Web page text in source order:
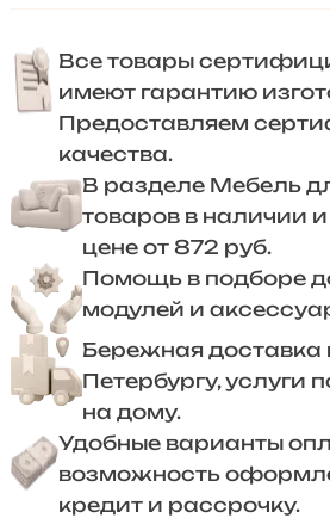
Все товары
имеют гарантию
Предоставляем
качества.
В разделе Мебель
товаров в наличии
цене от 872 руб.
Помощь в подборе
модулей и
Бережная доставка
Петербургу, услуги
на дому.
Удобные варианты
возможность
кредит и рассрочку.